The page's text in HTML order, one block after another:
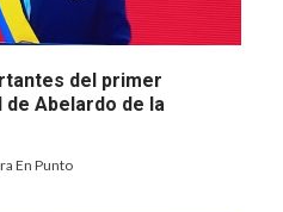
del primer
Abelardo de la
En Punto